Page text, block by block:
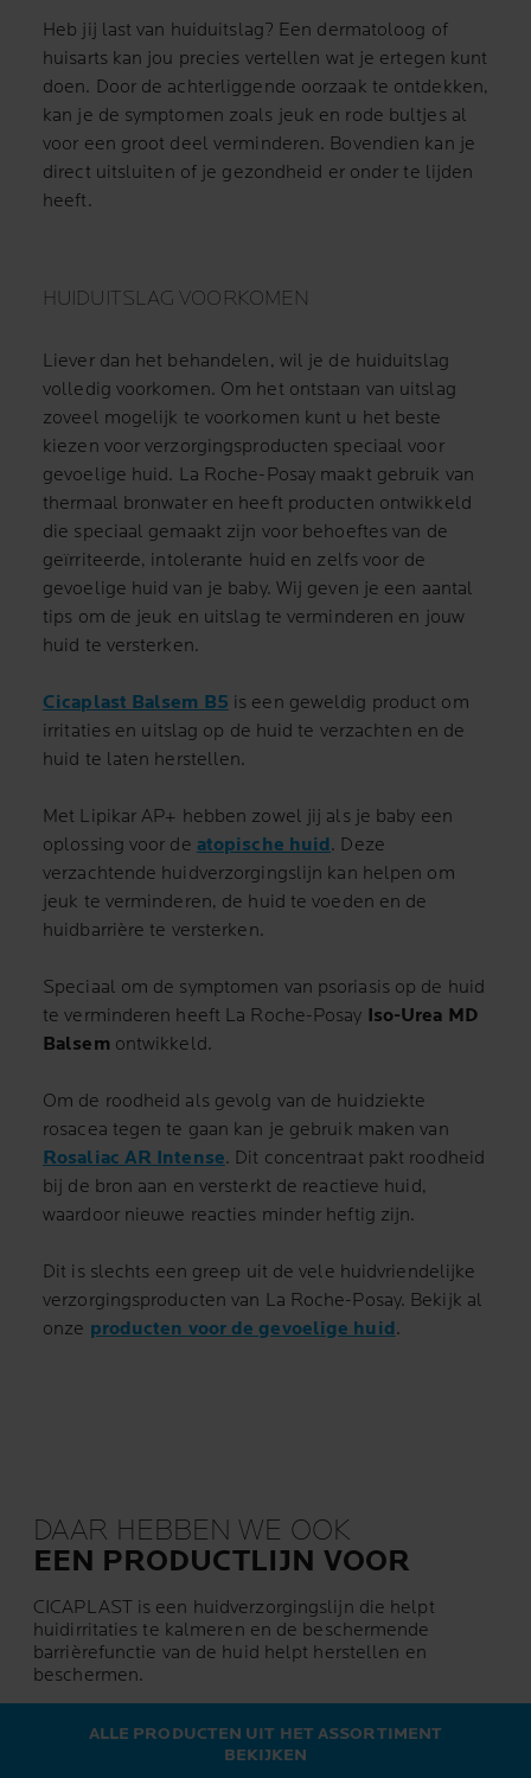
Heb jij last van huiduitslag? Een dermatoloog of
huisarts kan jou precies vertellen wat je ertegen kunt
doen. Door de achterliggende oorzaak te ontdekken,
kan je de symptomen zoals jeuk en rode bultjes al
voor een groot deel verminderen. Bovendien kan je
direct uitsluiten of je gezondheid er onder te lijden
heeft.
HUIDUITSLAG VOORKOMEN
Liever dan het behandelen, wil je de huiduitslag
volledig voorkomen. Om het ontstaan van uitslag
zoveel mogelijk te voorkomen kunt u het beste
kiezen voor verzorgingsproducten speciaal voor
gevoelige huid. La Roche-Posay maakt gebruik van
thermaal bronwater en heeft producten ontwikkeld
die speciaal gemaakt zijn voor behoeftes van de
geïrriteerde, intolerante huid en zelfs voor de
gevoelige huid van je baby. Wij geven je een aantal
tips om de jeuk en uitslag te verminderen en jouw
huid te versterken.
Cicaplast Balsem B5 is een geweldig product om
irritaties en uitslag op de huid te verzachten en de
huid te laten herstellen.
Met Lipikar AP+ hebben zowel jij als je baby een
oplossing voor de atopische huid. Deze
verzachtende huidverzorgingslijn kan helpen om
jeuk te verminderen, de huid te voeden en de
huidbarrière te versterken.
Speciaal om de symptomen van psoriasis op de huid
te verminderen heeft La Roche-Posay Iso-Urea MD
Balsem ontwikkeld.
Om de roodheid als gevolg van de huidziekte
rosacea tegen te gaan kan je gebruik maken van
Rosaliac AR Intense. Dit concentraat pakt roodheid
bij de bron aan en versterkt de reactieve huid,
waardoor nieuwe reacties minder heftig zijn.
Dit is slechts een greep uit de vele huidvriendelijke
verzorgingsproducten van La Roche-Posay. Bekijk al
onze producten voor de gevoelige huid.
DAAR HEBBEN WE OOK
EEN PRODUCTLIJN VOOR
CICAPLAST is een huidverzorgingslijn die helpt
huidirritaties te kalmeren en de beschermende
barrièrefunctie van de huid helpt herstellen en
beschermen.
ALLE PRODUCTEN UIT HET ASSORTIMENT
BEKIJKEN